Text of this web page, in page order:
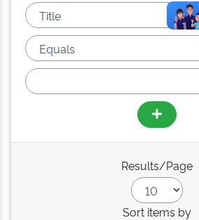
Results/Page
Sort items by